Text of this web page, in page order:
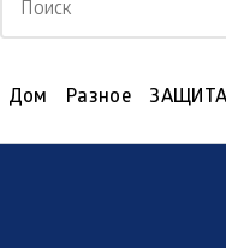
Дом Разное